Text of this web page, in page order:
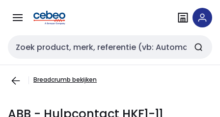
naar
naar
Zoekveld invoer
Breadcrumb bekijken